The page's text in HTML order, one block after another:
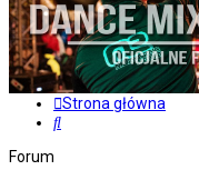
Strona główna
Szukaj
Forum